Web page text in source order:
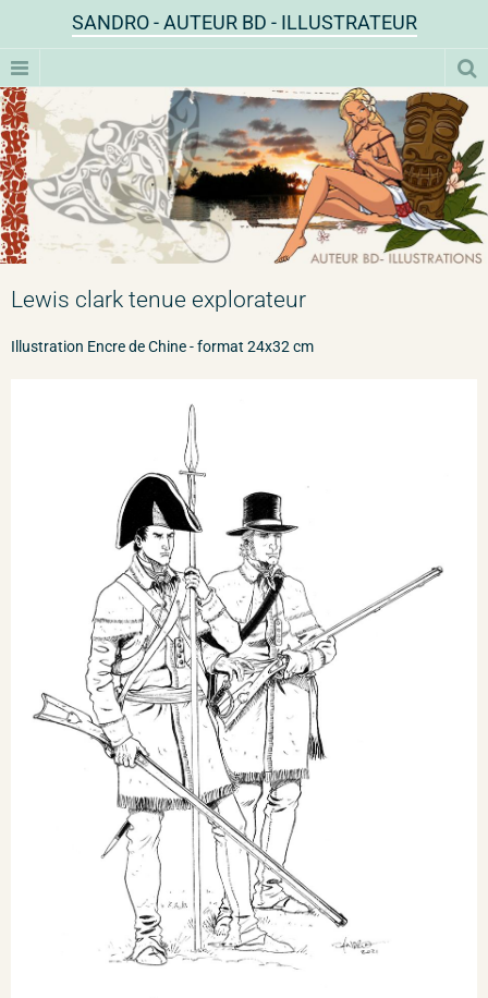
SANDRO - AUTEUR BD - ILLUSTRATEUR
Lewis clark tenue explorateur
Illustration Encre de Chine - format 24x32 cm